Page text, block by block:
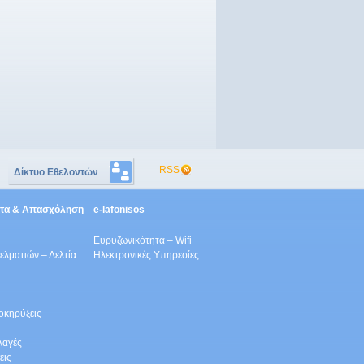
Δίκτυο Εθελοντών RSS
& Απασχόληση
– Δελτία
e-lafonisos
Ευρυζωνικότητα – Wifi
Ηλεκτρονικές Υπηρεσίες